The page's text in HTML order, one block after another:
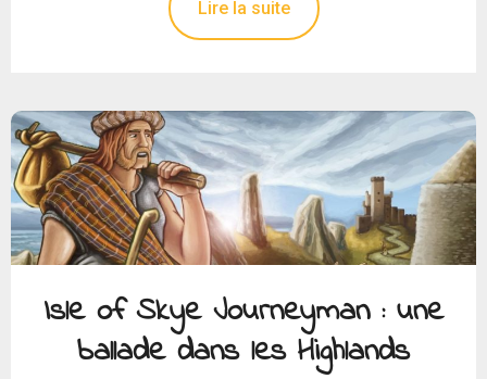
Lire la suite
Isle of Skye Journeyman : une
ballade dans les Highlands